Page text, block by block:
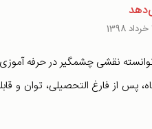
نقشی چشمگیر در حرفه آموزی
پس از فارغ التحصیلی، توان و